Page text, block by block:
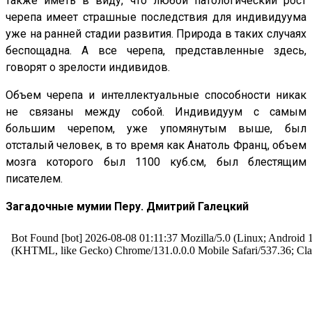
черепа имеет страшные последствия для индивидуума
уже на ранней стадии развития. Природа в таких случаях
беспощадна. А все черепа, представленные здесь,
говорят о зрелости индивидов.
Объем черепа и интеллектуальные способности никак
не связаны между собой. Индивидуум с самым
большим черепом, уже упомянутым выше, был
отсталый человек, в то время как Aнатоль Франц, объем
мозга которого был 1100 куб.см, был блестящим
писателем.
Загадочные мумии Перу. Дмитрий Галецкий